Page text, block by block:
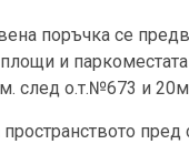
поръчка се
и
след о.т.№673 и